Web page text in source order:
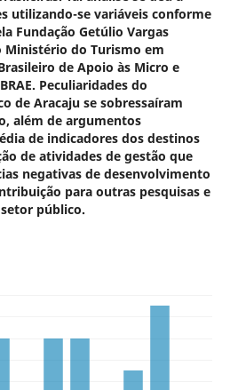
utilizando-se variáveis conforme
Fundação Getúlio Vargas
Ministério do Turismo em
de Apoio às Micro e
Peculiaridades do
de Aracaju se sobressaíram
além de argumentos
de indicadores dos destinos
de atividades de gestão que
negativas de desenvolvimento
para outras pesquisas e
público.